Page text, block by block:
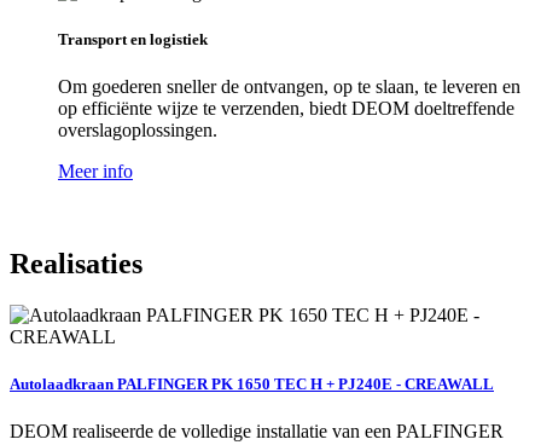
Transport en logistiek
Om goederen sneller de ontvangen, op te slaan, te leveren en
op efficiënte wijze te verzenden, biedt DEOM doeltreffende
overslagoplossingen.
Meer info
Realisaties
Autolaadkraan PALFINGER PK 1650 TEC H + PJ240E - CREAWALL
DEOM realiseerde de volledige installatie van een PALFINGER